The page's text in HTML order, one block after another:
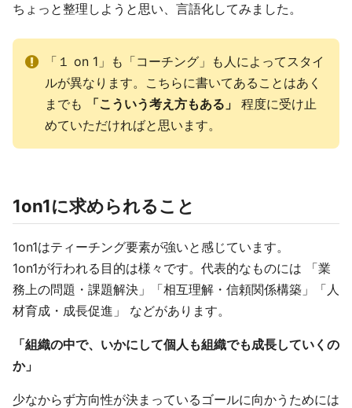
ちょっと整理しようと思い、言語化してみました。
「１ on 1」も「コーチング」も人によってスタイ
ルが異なります。こちらに書いてあることはあく
までも
「こういう考え方もある」
程度に受け止
めていただければと思います。
1on1に求められること
1on1はティーチング要素が強いと感じています。
1on1が行われる目的は様々です。代表的なものには 「業
務上の問題・課題解決」「相互理解・信頼関係構築」「人
材育成・成長促進」 などがあります。
「組織の中で、いかにして個人も組織でも成長していくの
か」
少なからず方向性が決まっているゴールに向かうためには